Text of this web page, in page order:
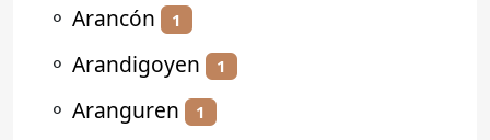
⚬ Arancón 1
⚬ Arandigoyen 1
⚬ Aranguren 1